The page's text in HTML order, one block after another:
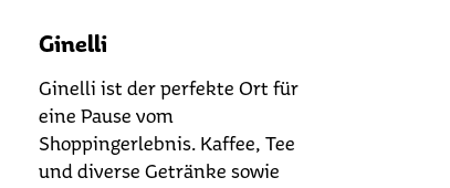
Ginelli
Ginelli ist der perfekte Ort für
eine Pause vom
Shoppingerlebnis. Kaffee, Tee
und diverse Getränke sowie